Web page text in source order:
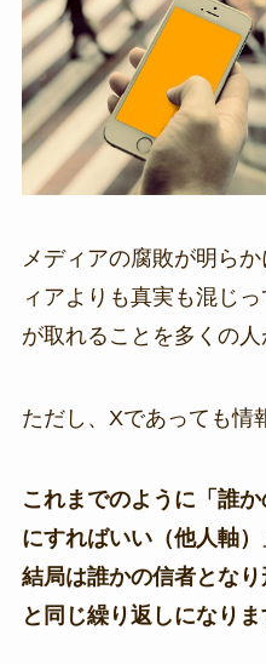
メディアの腐敗が明ら
ィアよりも真実も混じ
が取れることを多くの人
ただし、Xであっても情
これまでのように「誰
にすればいい（他人軸
結局は誰かの信者とな
と同じ繰り返しになりま